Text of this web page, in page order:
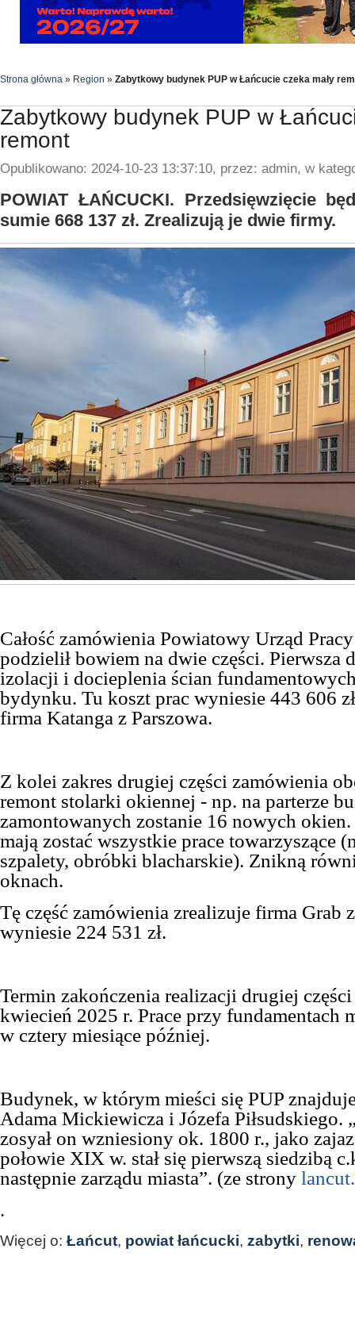
Strona główna » Region » Zabytkowy budynek PUP w Łańcucie czeka mały
Zabytkowy budynek PUP w
remont
Opublikowano: 2024-10-23 13:37:10, przez: admin, w
POWIAT ŁAŃCUCKI. Przedsięwzięcie
sumie 668 137 zł. Zrealizują je dwie firmy.
Całość zamówienia Powiatowy Urząd
podzielił bowiem na dwie części. Pierwsza
izolacji i docieplenia ścian
bydynku. Tu koszt prac wyniesie 443 606
firma Katanga z Parszowa.
Z kolei zakres drugiej części zamówienia
remont stolarki okiennej - np. na parterze
zamontowanych zostanie 16 nowych
mają zostać wszystkie prace towarzyszące
szpalety, obróbki blacharskie). Znikną
oknach.
Tę część zamówienia zrealizuje firma Grab
wyniesie 224 531 zł.
Termin zakończenia realizacji drugiej
kwiecień 2025 r. Prace przy fundamentach
w cztery miesiące później.
Budynek, w którym mieści się PUP
Adama Mickiewicza i Józefa Piłsudskiego.
zosyał on wzniesiony ok. 1800 r., jako
połowie XIX w. stał się pierwszą siedzibą
następnie zarządu miasta”. (ze strony
.
Więcej o: Łańcut, powiat łańcucki, zabytki,